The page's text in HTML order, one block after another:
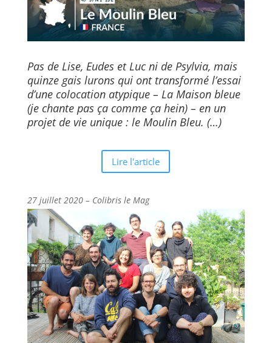
Pas de Lise, Eudes et Luc ni de Psylvia, mais
quinze gais lurons qui ont transformé l’essai
d’une colocation atypique – La Maison bleue
(je chante pas ça comme ça hein) – en un
projet de vie unique : le Moulin Bleu. (…)
Lire l'article
27 juillet 2020 – Colibris le Mag